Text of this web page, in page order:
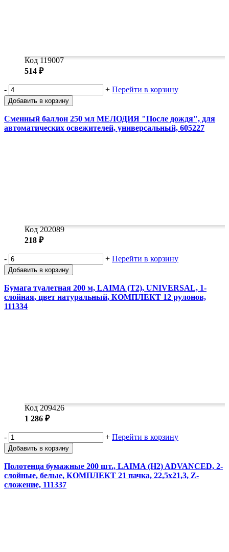
Код 119007
514 ₽
- + Перейти в корзину
Добавить в корзину
Сменный баллон 250 мл МЕЛОДИЯ "После дождя", для
автоматических освежителей, универсальный, 605227
Код 202089
218 ₽
- + Перейти в корзину
Добавить в корзину
Бумага туалетная 200 м, LAIMA (T2), UNIVERSAL, 1-
слойная, цвет натуральный, КОМПЛЕКТ 12 рулонов,
111334
Код 209426
1 286 ₽
- + Перейти в корзину
Добавить в корзину
Полотенца бумажные 200 шт., LAIMA (H2) ADVANCED, 2-
слойные, белые, КОМПЛЕКТ 21 пачка, 22,5х21,3, Z-
сложение, 111337